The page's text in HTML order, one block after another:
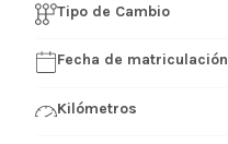
Tipo de Cambio
Fecha de matriculación
Kilómetros